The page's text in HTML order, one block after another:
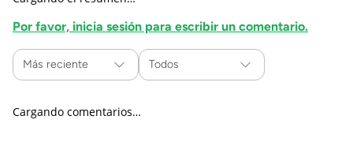
Por favor, inicia sesión para escribir un comentario.
Más reciente Todos
Cargando comentarios…